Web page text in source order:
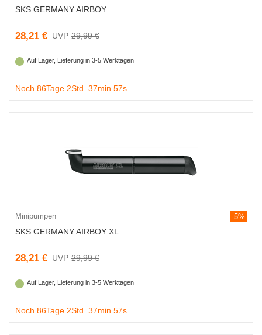
SKS GERMANY AIRBOY
28,21 € 29,99 €
Auf Lager, Lieferung in 3-5 Werktagen
Noch 86Tage 2Std. 37min 56s
Minipumpen -5%
SKS GERMANY AIRBOY XL
28,21 € 29,99 €
Auf Lager, Lieferung in 3-5 Werktagen
Noch 86Tage 2Std. 37min 56s